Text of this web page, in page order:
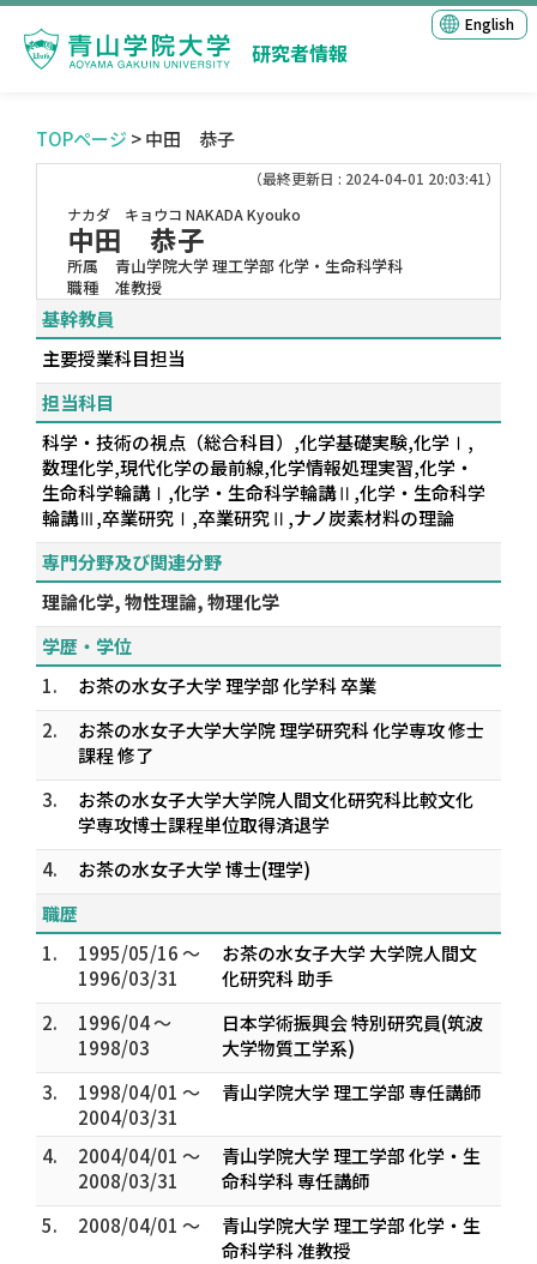
研究者情報
English
TOPページ > 中田 恭子
（最終更新日 : 2024-04-01 20:03:41）
ナカダ キョウコ NAKADA Kyouko
中田 恭子
所属
青山学院大学 理工学部 化学・生命科学科
職種
准教授
基幹教員
主要授業科目担当
担当科目
科学・技術の視点（総合科目）,化学基礎実験,化学Ⅰ,
数理化学,現代化学の最前線,化学情報処理実習,化学・
生命科学輪講Ⅰ,化学・生命科学輪講Ⅱ,化学・生命科学
輪講Ⅲ,卒業研究Ⅰ,卒業研究Ⅱ,ナノ炭素材料の理論
専門分野及び関連分野
理論化学, 物性理論, 物理化学
学歴・学位
1.
お茶の水女子大学 理学部 化学科 卒業
2.
お茶の水女子大学大学院 理学研究科 化学専攻 修士
課程 修了
3.
お茶の水女子大学大学院人間文化研究科比較文化
学専攻博士課程単位取得済退学
4.
お茶の水女子大学 博士(理学)
職歴
1.
1995/05/16 ～
1996/03/31
お茶の水女子大学 大学院人間文
化研究科 助手
2.
1996/04 ～
1998/03
日本学術振興会 特別研究員(筑波
大学物質工学系)
3.
1998/04/01 ～
2004/03/31
青山学院大学 理工学部 専任講師
4.
2004/04/01 ～
2008/03/31
青山学院大学 理工学部 化学・生
命科学科 専任講師
5.
2008/04/01 ～
青山学院大学 理工学部 化学・生
命科学科 准教授